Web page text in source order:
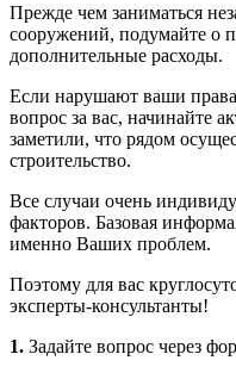
Прежде чем заниматься
сооружений, подумайте о
дополнительные расходы.
Если нарушают ваши
вопрос за вас, начинайте
заметили, что рядом
строительство.
Все случаи очень
факторов. Базовая
именно Ваших проблем.
Поэтому для вас
эксперты-консультанты!
1. Задайте вопрос через